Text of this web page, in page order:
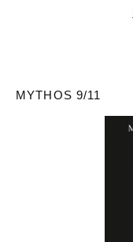
MYTHOS 9/11